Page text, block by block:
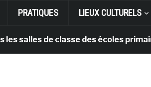
PRATIQUES LIEUX CULTURELS
de classe des écoles primaires